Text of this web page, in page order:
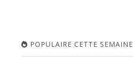
POPULAIRE CETTE SEMAINE